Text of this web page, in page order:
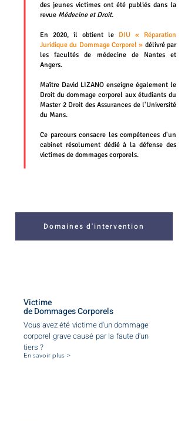
des jeunes victimes ont été publiés dans la
revue Médecine et Droit.
En 2020, il obtient le DIU « Réparation
Juridique du Dommage Corporel » délivré par
les facultés de médecine de Nantes et
Angers.
Maître David LIZANO enseigne également le
Droit du dommage corporel aux étudiants du
Master 2 Droit des Assurances de l'Université
du Mans.
Ce parcours consacre les compétences d'un
cabinet résolument dédié à la défense des
victimes de dommages corporels.
Domaines d'intervention
Victime
de Dommages Corporels
Vous avez été victime d'un dommage
corporel grave causé par la faute d'un
tiers ?
En savoir plus >